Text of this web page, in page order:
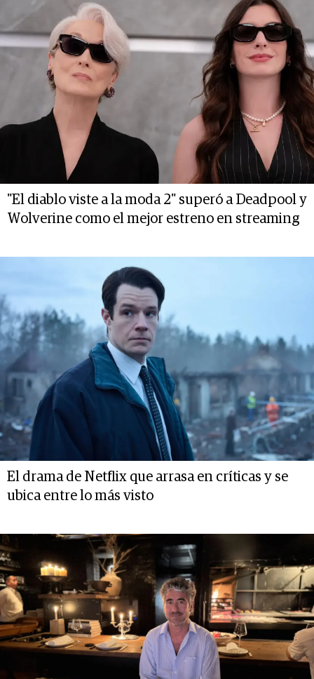
"El diablo viste a la moda 2" superó a Deadpool y
Wolverine como el mejor estreno en streaming
El drama de Netflix que arrasa en críticas y se
ubica entre lo más visto